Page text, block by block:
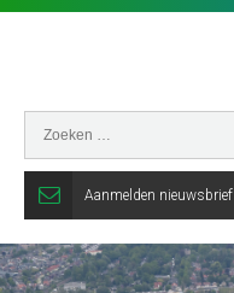
Aanmelden nieuwsbrief